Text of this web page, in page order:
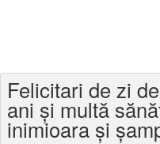
Felicitari varsta
Felicitari zilele anului
Felicitari de zi
ani și multă
inimioara și